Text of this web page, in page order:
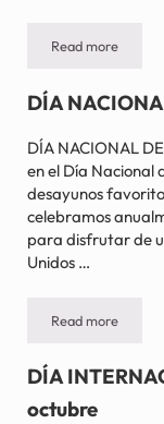
Read more
DÍA
DÍA
DÍA NACIONAL
en el Día Nacional
desayunos
celebramos
para disfrutar de
Unidos …
Read more
DÍA
DÍA
octubre